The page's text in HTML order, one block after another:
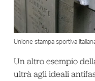
Unione stampa sportiva
Un altro esempio
ultrà agli ideali